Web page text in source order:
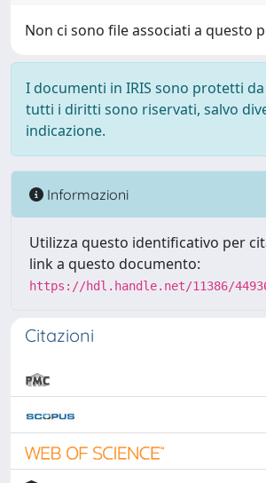
Non ci sono file associati a questo
I documenti in IRIS sono protetti
tutti i diritti sono riservati, salvo
indicazione.
Informazioni
Utilizza questo identificativo per
link a questo documento:
https://hdl.handle.net/11386/
Citazioni